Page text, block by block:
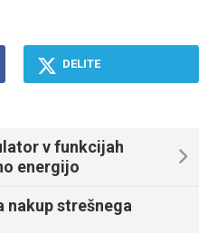
DELITE
v funkcijah
energijo
nakup strešnega